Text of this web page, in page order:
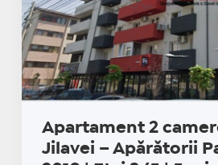
Apartament 2
Jilavei – Apărătorii